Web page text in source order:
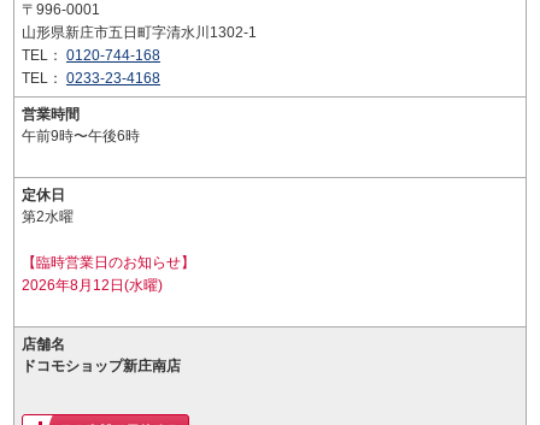
〒996-0001
山形県新庄市五日町字清水川1302-1
TEL： 0120-744-168
TEL： 0233-23-4168
営業時間
午前9時〜午後6時
定休日
第2水曜
【臨時営業日のお知らせ】
2026年8月12日(水曜)
店舗名
ドコモショップ新庄南店